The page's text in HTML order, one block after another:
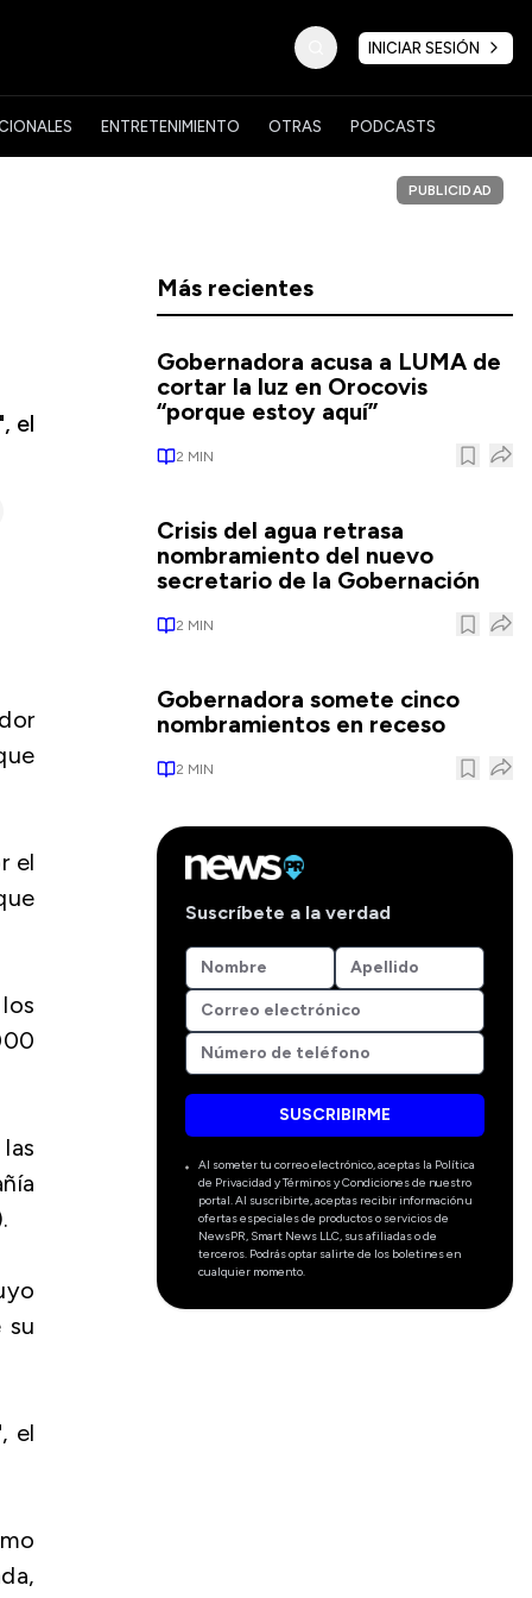
INICIAR SESIÓN
ENTRETENIMIENTO OTRAS PODCASTS
el
el
su
el
PUBLICIDAD
Más recientes
Gobernadora acusa a LUMA de
cortar la luz en Orocovis
“porque estoy aquí”
2 MIN
Crisis del agua retrasa
nombramiento del nuevo
secretario de la Gobernación
2 MIN
Gobernadora somete cinco
nombramientos en receso
2 MIN
Suscríbete a la verdad
SUSCRIBIRME
Al someter tu correo electrónico, aceptas la Política
de Privacidad y Términos y Condiciones de nuestro
portal. Al suscribirte, aceptas recibir información u
ofertas especiales de productos o servicios de
NewsPR, Smart News LLC, sus afiliadas o de
terceros. Podrás optar salirte de los boletines en
cualquier momento.